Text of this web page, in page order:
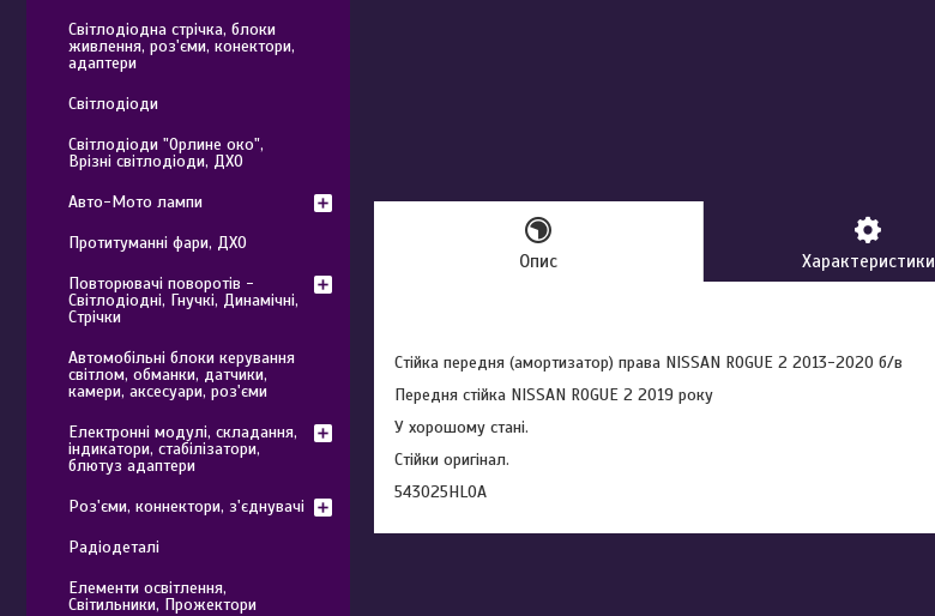
Опис Характеристики
Стійка передня (амортизатор) права NISSAN ROGUE 2 2013-2020 б/в
Передня стійка NISSAN ROGUE 2 2019 року
У хорошому стані.
Стійки оригінал.
543025HLOA
Світлодіодна стрічка, блоки
живлення, роз'єми, конектори,
адаптери
Світлодіоди
Світлодіоди "Орлине око",
Врізні світлодіоди, ДХО
Авто-Мото лампи
Протитуманні фари, ДХО
Повторювачі поворотів -
Світлодіодні, Гнучкі, Динамічні,
Стрічки
Автомобільні блоки керування
світлом, обманки, датчики,
камери, аксесуари, роз'єми
Електронні модулі, складання,
індикатори, стабілізатори,
блютуз адаптери
Роз'єми, коннектори, з'єднувачі
Радіодеталі
Елементи освітлення,
Світильники, Прожектори